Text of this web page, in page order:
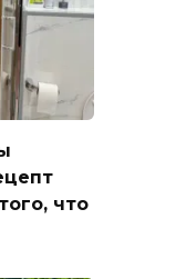
что